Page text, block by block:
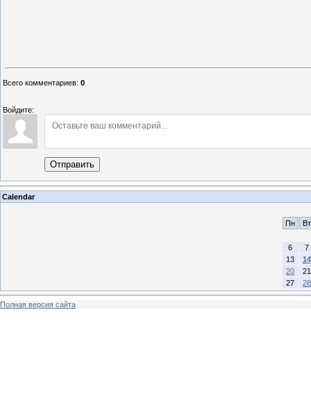
Всего комментариев: 0
Войдите:
Отправить
Calendar
Пн Вт
6
7
13
14
20
21
27
28
Полная версия сайта